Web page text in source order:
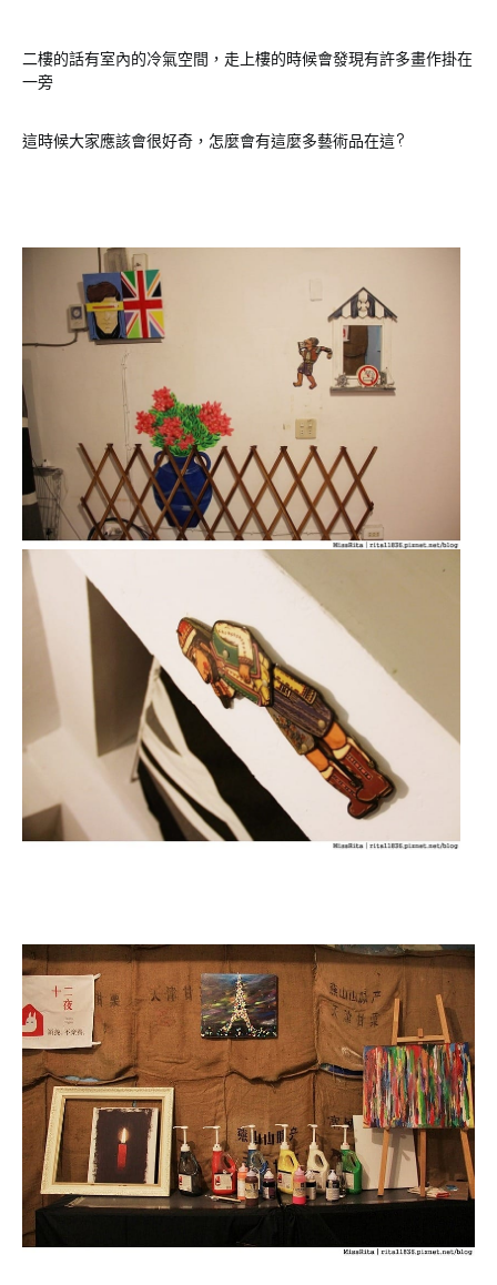
二樓的話有室內的冷氣空間，走上樓的時候會發現有許多畫作掛在
一旁
這時候大家應該會很好奇，怎麼會有這麼多藝術品在這?